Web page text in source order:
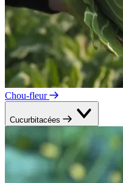
Chou-fleur
Cucurbitacées